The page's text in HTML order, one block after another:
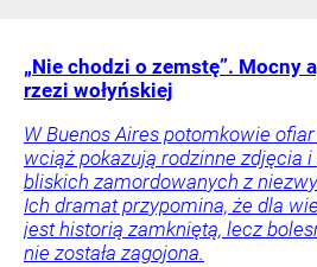
„Nie chodzi o zemstę”. Mocny
rzezi wołyńskiej
W Buenos Aires potomkowie
wciąż pokazują rodzinne zdjęcia
bliskich zamordowanych z
Ich dramat przypomina, że dla
jest historią zamkniętą, lecz
nie została zagojona.